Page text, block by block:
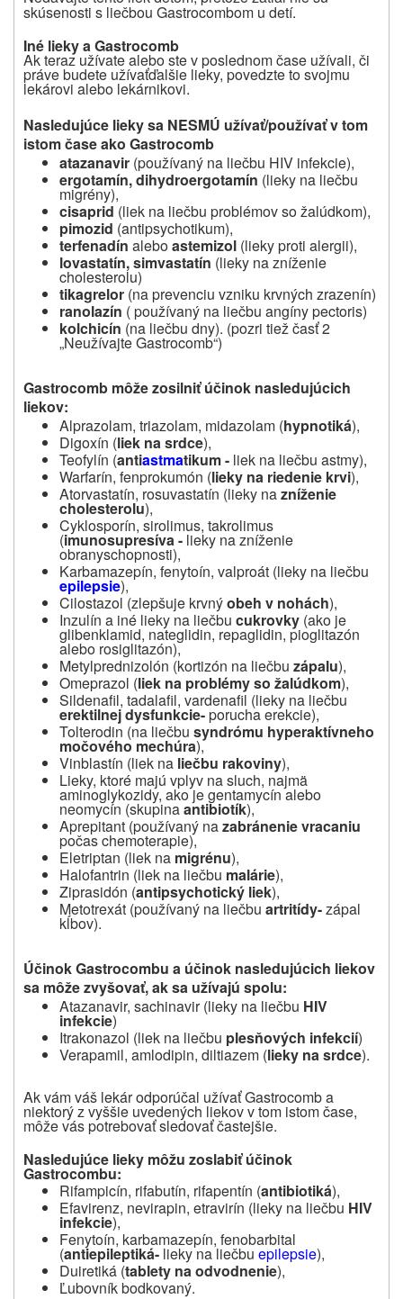
skúsenosti s liečbou Gastrocombom u detí.
Iné lieky a Gastrocomb
Ak teraz užívate alebo ste v poslednom čase užívali, či
práve budete užívaťďalšie lieky, povedzte to svojmu
lekárovi alebo lekárnikovi.
Nasledujúce lieky sa NESMÚ užívať/používať v tom
istom čase ako Gastrocomb
atazanavir (používaný na liečbu HIV infekcie),
ergotamín, dihydroergotamín (lieky na liečbu
migrény),
cisaprid (liek na liečbu problémov so žalúdkom),
pimozid (antipsychotikum),
terfenadín aleboastemizol (lieky proti alergii),
lovastatín, simvastatín (lieky na zníženie
cholesterolu)
tikagrelor (na prevenciu vzniku krvných zrazenín)
ranolazín ( používaný na liečbu angíny pectoris)
kolchicín (na liečbu dny). (pozri tiež časť 2
„Neužívajte Gastrocomb“)
Gastrocomb môže zosilniť účinok nasledujúcich
liekov:
Alprazolam, triazolam, midazolam (hypnotiká),
Digoxín (liek na srdce),
Teofylín (antiastmatikum - liek na liečbu astmy),
Warfarín, fenprokumón (lieky na riedenie krvi),
Atorvastatín, rosuvastatín (lieky nazníženie
cholesterolu),
Cyklosporín, sirolimus, takrolimus
(imunosupresíva - lieky na zníženie
obranyschopnosti),
Karbamazepín, fenytoín, valproát (lieky na liečbu
epilepsie),
Cilostazol (zlepšuje krvnýobeh v nohách),
Inzulín a iné lieky na liečbu cukrovky (ako je
glibenklamid, nateglidin, repaglidin, pioglitazón
alebo rosiglitazón),
Metylprednizolón (kortizón na liečbu zápalu),
Omeprazol (liek na problémy so žalúdkom),
Sildenafil, tadalafil, vardenafil (lieky na liečbu
erektilnej dysfunkcie-porucha erekcie),
Tolterodin (na liečbu syndrómu hyperaktívneho
močového mechúra),
Vinblastín (liek na liečbu rakoviny),
Lieky, ktoré majú vplyv na sluch, najmä
aminoglykozidy, ako je gentamycín alebo
neomycín (skupinaantibiotík),
Aprepitant (používaný nazabránenie vracaniu
počas chemoterapie),
Eletriptan (liek na migrénu),
Halofantrin (liek na liečbu malárie),
Ziprasidón (antipsychotický liek),
Metotrexát (používaný na liečbu artritídy-zápal
kĺbov).
Účinok Gastrocombu a účinok nasledujúcich liekov
sa môže zvyšovať, ak sa užívajú spolu:
Atazanavir, sachinavir (lieky na liečbu HIV
infekcie)
Itrakonazol (liek na liečbu plesňových infekcií)
Verapamil, amlodipin, diltiazem (lieky na srdce).
Ak vám váš lekár odporúčal užívať Gastrocomb a
niektorý z vyššie uvedených liekov v tom istom čase,
môže vás potrebovať sledovať častejšie.
Nasledujúce lieky môžu zoslabiť účinok
Gastrocombu:
Rifampicín, rifabutín, rifapentín (antibiotiká),
Efavirenz, nevirapin, etravirín (lieky na liečbu HIV
infekcie),
Fenytoín, karbamazepín, fenobarbital
(antiepileptiká- lieky na liečbu epilepsie),
Duiretiká (tablety na odvodnenie),
Ľubovník bodkovaný.